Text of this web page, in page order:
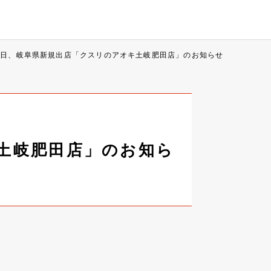
、岐阜県新規出店「クスリのアオキ土岐肥田店」のお知らせ
岐肥田店」のお知ら